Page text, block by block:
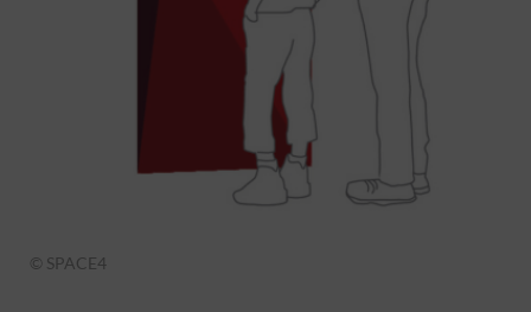
© SPACE4